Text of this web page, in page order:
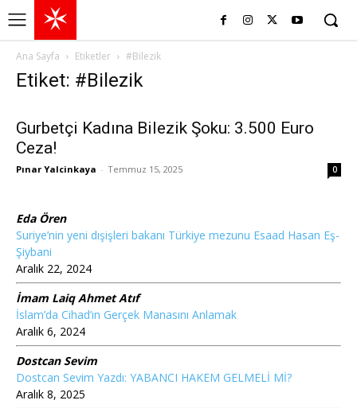
Ana Sayfa Etiketler #Bilezik
Etiket: #Bilezik
Gurbetçi Kadına Bilezik Şoku: 3.500 Euro
Ceza!
Pınar Yalcinkaya - Temmuz 15, 2025 0
Eda Ören
Suriye’nin yeni dışişleri bakanı Türkiye mezunu Esaad Hasan Eş-
Şiybani
Aralık 22, 2024
İmam Laiq Ahmet Atıf
İslam’da Cihad’ın Gerçek Manasını Anlamak
Aralık 6, 2024
Dostcan Sevim
Dostcan Sevim Yazdı: YABANCI HAKEM GELMELİ Mİ?
Aralık 8, 2025